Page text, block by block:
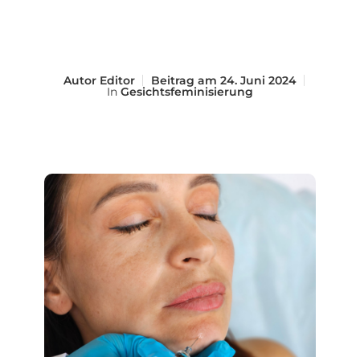
Autor Editor Beitrag am 24. Juni 2024
In Gesichtsfeminisierung